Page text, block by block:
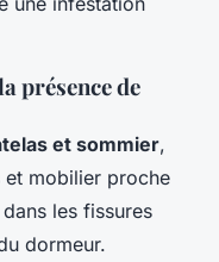
présence de
et sommier,
et mobilier proche
les fissures
dormeur.